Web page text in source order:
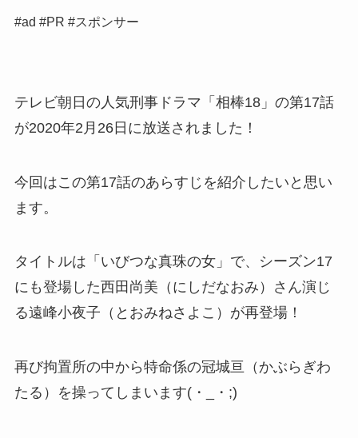
#ad #PR #スポンサー
テレビ朝日の人気刑事ドラマ「相棒18」の第17話
が2020年2月26日に放送されました！
今回はこの第17話のあらすじを紹介したいと思い
ます。
タイトルは「いびつな真珠の女」で、シーズン17
にも登場した西田尚美（にしだなおみ）さん演じ
る遠峰小夜子（とおみねさよこ）が再登場！
再び拘置所の中から特命係の冠城亘（かぶらぎわ
たる）を操ってしまいます(・_・;)